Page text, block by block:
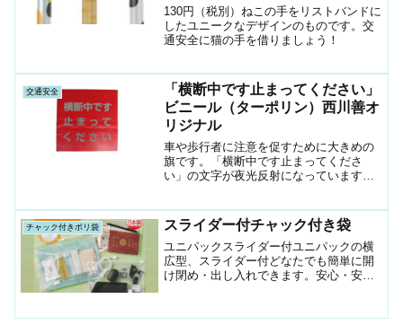
130円（税別）ねこの手をリストバンドに
したユニークなデザインのものです。交
通安全に猫の手を借りましょう！
交通安全
「横断中です止まってください」
ビニール（ターポリン）西川善オ
リジナル
車や歩行者に注意を促すために大きめの
旗です。「横断中です止まってくださ
い」の文字が夜光反射になっています。
好きなサイズや文字で旗を作成すること
もできます。
チャック付きポリ袋 スライダー付チャック付き袋
ユニパックスライダー付ユニパックの横
広型、スライダー付どなたでも簡単に開
け閉め・出し入れできます。安心・安全
薬を入れても透明なのでわかりやすい。